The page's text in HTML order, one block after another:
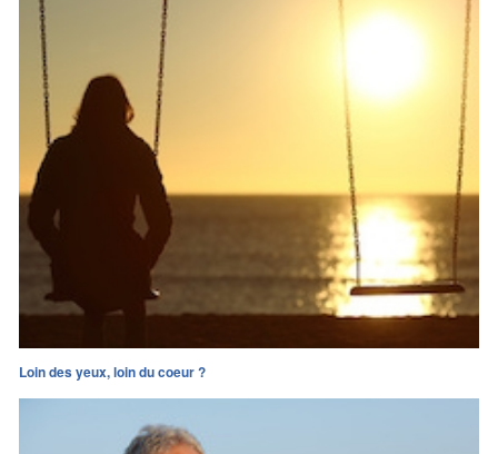
Loin des yeux, loin du coeur ?